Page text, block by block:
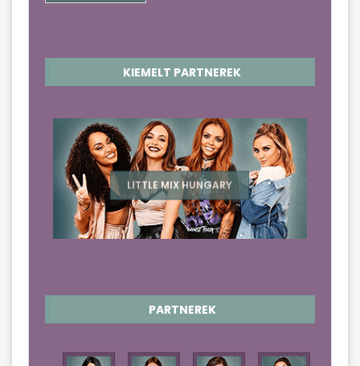
KIEMELT PARTNEREK
LITTLE MIX HUNGARY
PARTNEREK